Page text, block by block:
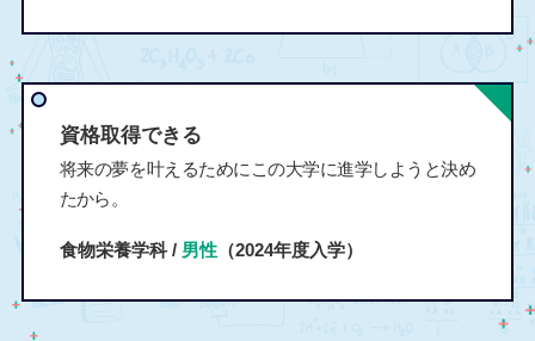
資格取得できる
将来の夢を叶えるためにこの大学に進学しようと決め
たから。
食物栄養学科 / 男性（2024年度入学）